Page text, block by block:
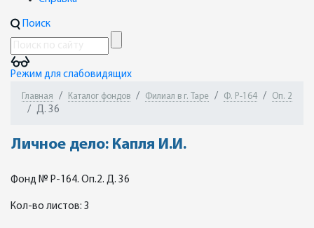
Поиск
Режим для слабовидящих
Главная Каталог фондов Филиал в г. Таре Ф. Р-164 Оп. 2
Д. 36
Личное дело: Капля И.И.
Фонд № Р-164. Оп.2. Д. 36
Кол-во листов: 3